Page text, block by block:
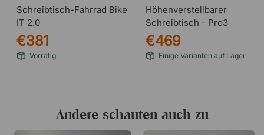
Schreibtisch-Fahrrad Bike
IT 2.0
€381
Vorrätig
Höhenverstellbarer
Schreibtisch - Pro3
€469
Einige Varianten auf Lager
Andere schauten auch zu